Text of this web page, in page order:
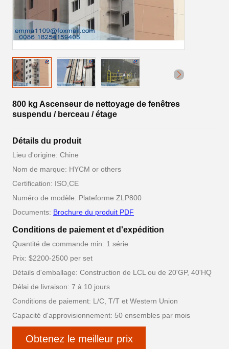
800 kg Ascenseur de nettoyage de fenêtres
suspendu / berceau / étage
Détails du produit
Lieu d'origine: Chine
Nom de marque: HYCM or others
Certification: ISO,CE
Numéro de modèle: Plateforme ZLP800
Documents: Brochure du produit PDF
Conditions de paiement et d'expédition
Quantité de commande min: 1 série
Prix: $2200-2500 per set
Détails d'emballage: Construction de LCL ou de 20'GP, 40'HQ
Délai de livraison: 7 à 10 jours
Conditions de paiement: L/C, T/T et Western Union
Capacité d'approvisionnement: 50 ensembles par mois
Obtenez le meilleur prix